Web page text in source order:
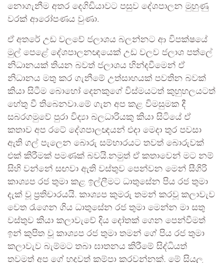
නොගැනීම අතර දෙගිඩියාවට පසුව දේශපාලන මුහුණු
වරක් ආරෝපණ‍ය වුණා.
ඒ අතරේ උඩ වලවේ ජලාශය බලන්නට ආ විපක්ෂයේ
මුල් පෙළේ දේශපාලනඥයෙක් උඩ වලව ජලාශ පත්ලේ
නිධානයක් තියන බවත් ජලාශය හින්දවීමෙන් ඒ
නිධානය මතු කර ගැනීමේ උත්සාහයක් පවතින බවක්
කියා සිටීම බොහෝ දෙනකුගේ විස්මයටත් කුහුහලයටත්
හේතු වී තිබෙනවා.මේ ගැන අප කළ විමසුමක දී
සබරගමුවේ පුරා විද්‍යා බලධාරියකු කියා සිටියේ ඒ
කතාව අප රටේ දේශපාලඥයන් එදා මෙදා තුර පවසා
ඇති ගල් පැලෙන බොරු සම්භාරයට තවත් බොරුවක්
එක් කිරීමක් පමණක් බවයි.නමුත් ඒ කතාවෙන් මට නම්
සිහි වන්නේ සඟවා ඇති වස්තුව පෙන්වන මෙන් සීගිරි
කාශ්‍යප රජ තුමා කළ ඉල්ලීමට ධාතුසේන පිය රජ තුමා
දැක් වූ ප්‍රතිචාරයයි. කාශ්‍යප කුමරු තමන් කරවූ කලාවැව
වෙත රැගෙන ගිය ධාතුසේන රජ තුමා මෙන්න මා සතු
වස්තුව කියා කලාවැවේ දිය දෝතක් ගෙන පෙන්වීමත්
ඉන් කුපිත වූ කාශ්‍යප රජ තුමා තමන් ගේ පිය රජ තුමා
කලාවැව බැම්මට තබා ඝාතනය කිරීමේ සිද්ධියත්
තවමත් අප ගේ හදවත් කම්පා කරවන්නක්. මේ සියලු